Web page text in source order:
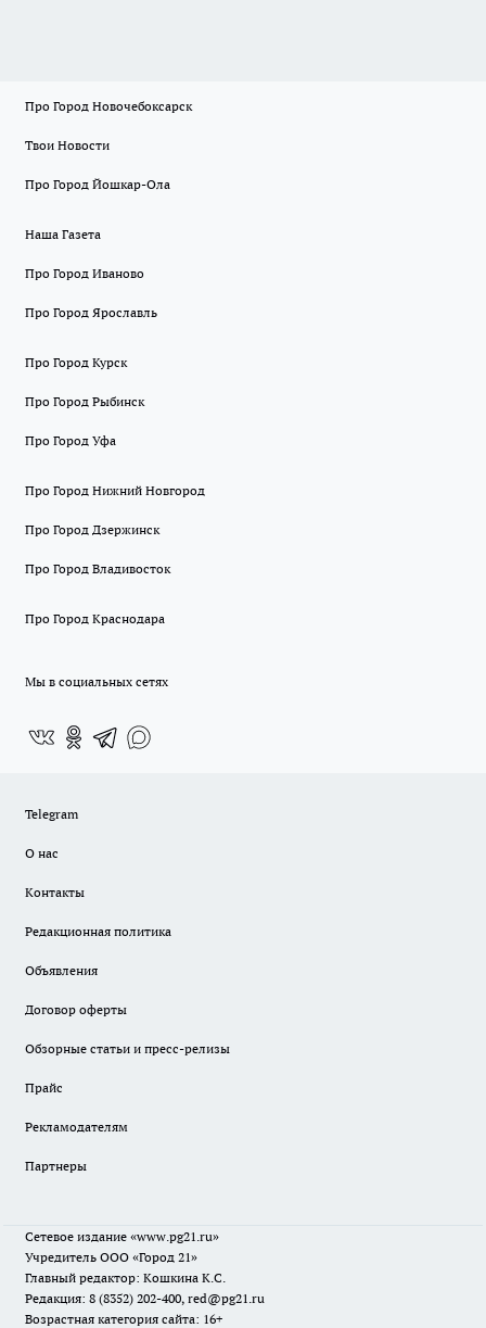
Про Город Новочебоксарск
Твои Новости
Про Город Йошкар-Ола
Наша Газета
Про Город Иваново
Про Город Ярославль
Про Город Курск
Про Город Рыбинск
Про Город Уфа
Про Город Нижний Новгород
Про Город Дзержинск
Про Город Владивосток
Про Город Краснодара
Мы в социальных сетях
Telegram
О нас
Контакты
Редакционная политика
Объявления
Договор оферты
Обзорные статьи и пресс-релизы
Прайс
Рекламодателям
Партнеры
Сетевое издание «www.pg21.ru»
Учредитель ООО «Город 21»
Главный редактор: Кошкина К.С.
Редакция: 8 (8352) 202-400, red@pg21.ru
Возрастная категория сайта: 16+